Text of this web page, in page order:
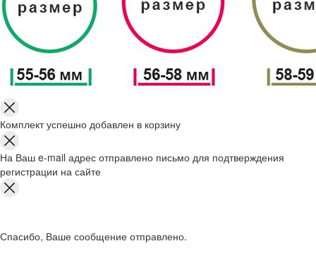
Комплект успешно добавлен в корзину
На Ваш e-mail адрес отправлено письмо для подтверждения
регистрации на сайте
Спасибо, Ваше сообщение отправлено.